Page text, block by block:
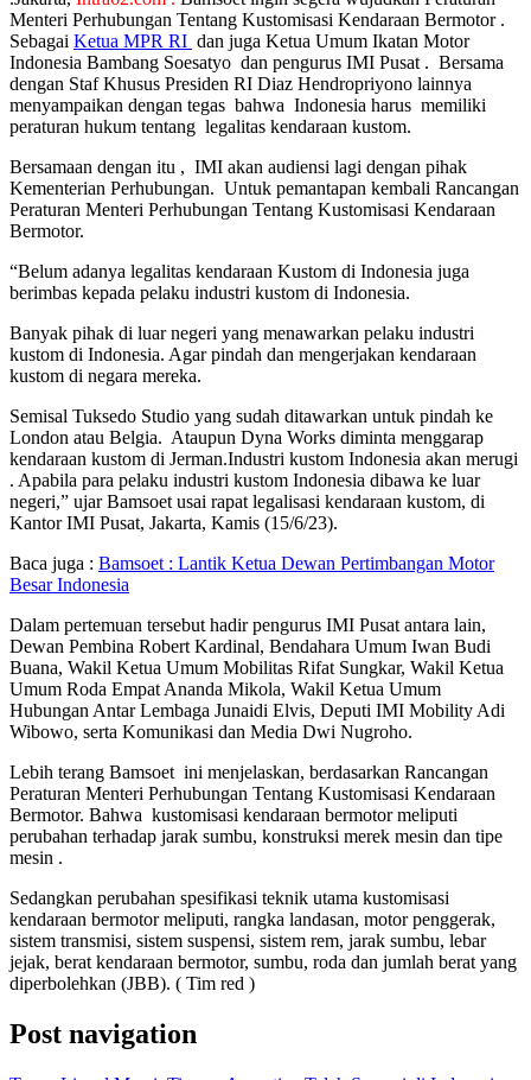
Menteri Perhubungan Tentang Kustomisasi Kendaraan Bermotor .
Sebagai Ketua MPR RI dan juga Ketua Umum Ikatan Motor
Indonesia Bambang Soesatyo dan pengurus IMI Pusat . Bersama
dengan Staf Khusus Presiden RI Diaz Hendropriyono lainnya
menyampaikan dengan tegas bahwa Indonesia harus memiliki
peraturan hukum tentang legalitas kendaraan kustom.
Bersamaan dengan itu , IMI akan audiensi lagi dengan pihak
Kementerian Perhubungan. Untuk pemantapan kembali Rancangan
Peraturan Menteri Perhubungan Tentang Kustomisasi Kendaraan
Bermotor.
“Belum adanya legalitas kendaraan Kustom di Indonesia juga
berimbas kepada pelaku industri kustom di Indonesia.
Banyak pihak di luar negeri yang menawarkan pelaku industri
kustom di Indonesia. Agar pindah dan mengerjakan kendaraan
kustom di negara mereka.
Semisal Tuksedo Studio yang sudah ditawarkan untuk pindah ke
London atau Belgia. Ataupun Dyna Works diminta menggarap
kendaraan kustom di Jerman.Industri kustom Indonesia akan merugi
. Apabila para pelaku industri kustom Indonesia dibawa ke luar
negeri,” ujar Bamsoet usai rapat legalisasi kendaraan kustom, di
Kantor IMI Pusat, Jakarta, Kamis (15/6/23).
Baca juga : Bamsoet : Lantik Ketua Dewan Pertimbangan Motor
Besar Indonesia
Dalam pertemuan tersebut hadir pengurus IMI Pusat antara lain,
Dewan Pembina Robert Kardinal, Bendahara Umum Iwan Budi
Buana, Wakil Ketua Umum Mobilitas Rifat Sungkar, Wakil Ketua
Umum Roda Empat Ananda Mikola, Wakil Ketua Umum
Hubungan Antar Lembaga Junaidi Elvis, Deputi IMI Mobility Adi
Wibowo, serta Komunikasi dan Media Dwi Nugroho.
Lebih terang Bamsoet ini menjelaskan, berdasarkan Rancangan
Peraturan Menteri Perhubungan Tentang Kustomisasi Kendaraan
Bermotor. Bahwa kustomisasi kendaraan bermotor meliputi
perubahan terhadap jarak sumbu, konstruksi merek mesin dan tipe
mesin .
Sedangkan perubahan spesifikasi teknik utama kustomisasi
kendaraan bermotor meliputi, rangka landasan, motor penggerak,
sistem transmisi, sistem suspensi, sistem rem, jarak sumbu, lebar
jejak, berat kendaraan bermotor, sumbu, roda dan jumlah berat yang
diperbolehkan (JBB). ( Tim red )
Post navigation